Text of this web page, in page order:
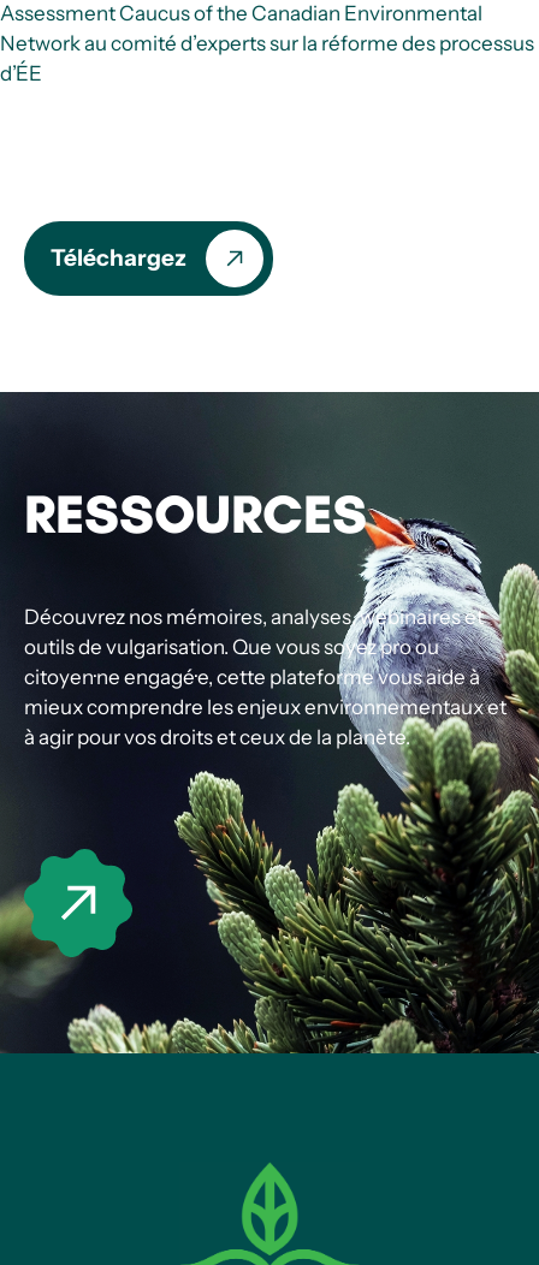
Assessment Caucus of the Canadian Environmental
Network au comité d’experts sur la réforme des processus
d’ÉE
Téléchargez
RESSOURCES
Découvrez nos mémoires, analyses, webinaires et
outils de vulgarisation. Que vous soyez pro ou
citoyen·ne engagé·e, cette plateforme vous aide à
mieux comprendre les enjeux environnementaux et
à agir pour vos droits et ceux de la planète.